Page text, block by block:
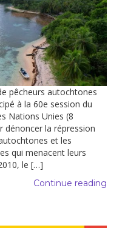
pêcheurs autochtones
à la 60e session du
Nations Unies (8
dénoncer la répression
et les
qui menacent leurs
le […]
Continue reading